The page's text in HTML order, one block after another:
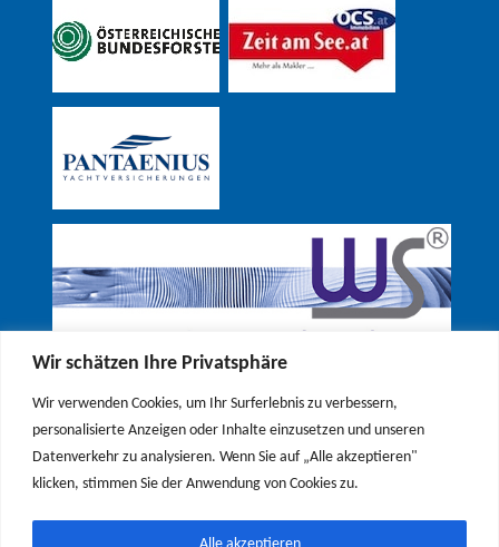
Wir schätzen Ihre Privatsphäre
Wir verwenden Cookies, um Ihr Surferlebnis zu verbessern,
personalisierte Anzeigen oder Inhalte einzusetzen und unseren
Datenverkehr zu analysieren. Wenn Sie auf „Alle akzeptieren"
klicken, stimmen Sie der Anwendung von Cookies zu.
Alle akzeptieren